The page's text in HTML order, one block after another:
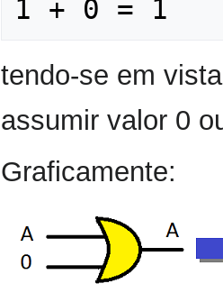
tendo-se em
assumir valor 0
Graficamente: